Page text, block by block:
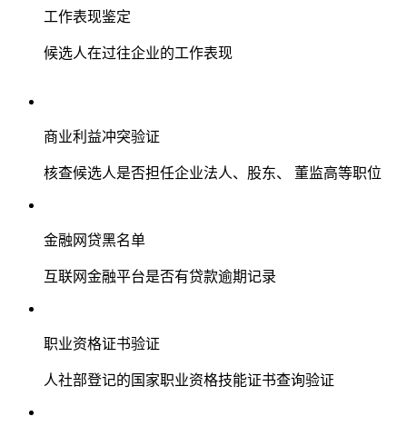
工作表现鉴定
候选人在过往企业的工作表现
商业利益冲突验证
核查候选人是否担任企业法人、股东、 董监高等职位
金融网贷黑名单
互联网金融平台是否有贷款逾期记录
职业资格证书验证
人社部登记的国家职业资格技能证书查询验证